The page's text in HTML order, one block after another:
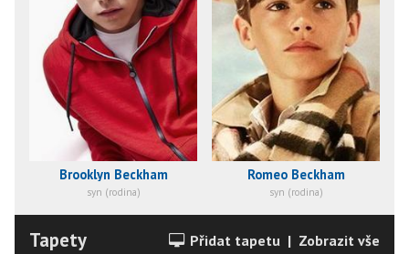
Brooklyn Beckham
syn (rodina)
Romeo Beckham
syn (rodina)
Tapety Přidat tapetu | Zobrazit vše